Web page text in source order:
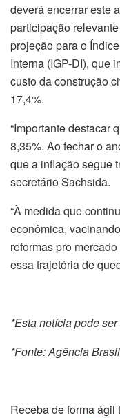
deverá encerrar este
participação
projeção para o
Interna (IGP-DI), que
custo da construção
17,4%.
“Importante destacar
8,35%. Ao fechar o
que a inflação segue
secretário Sachsida.
“À medida que
econômica,
reformas pro
essa trajetória de
*Esta notícia pode
*Fonte: Agência Brasil
Receba de forma ágil